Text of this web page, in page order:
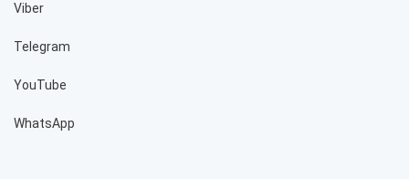
Viber
Telegram
YouTube
WhatsApp